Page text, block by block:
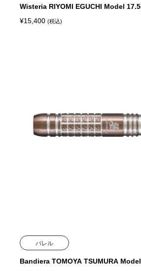
Wisteria RIYOMI EGUCHI Model
¥15,400 (税込)
バレル
Bandiera TOMOYA TSUMURA